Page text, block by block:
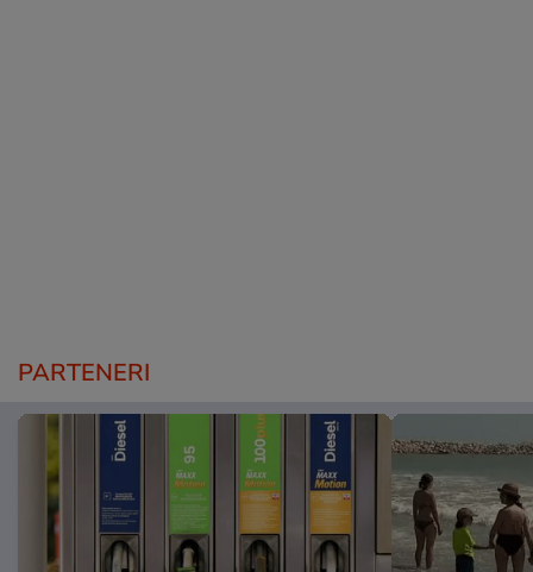
PARTENERI